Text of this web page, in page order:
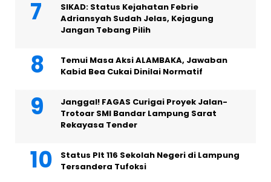
SIKAD: Status Kejahatan Febrie
Adriansyah Sudah Jelas, Kejagung
Jangan Tebang Pilih
Temui Masa Aksi ALAMBAKA, Jawaban
Kabid Bea Cukai Dinilai Normatif
Janggal! FAGAS Curigai Proyek Jalan-
Trotoar SMI Bandar Lampung Sarat
Rekayasa Tender
Status Plt 116 Sekolah Negeri di Lampung
Tersandera Tufoksi